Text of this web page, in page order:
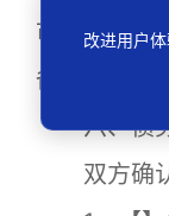
市场交易（
备一般商品
六、债
双方确认
改进用户